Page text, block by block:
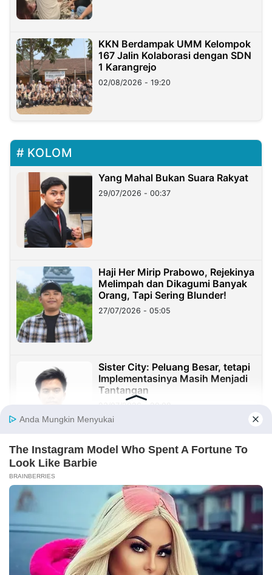
KKN Berdampak UMM Kelompok
167 Jalin Kolaborasi dengan SDN
1 Karangrejo
02/08/2026 - 19:20
KOLOM
Yang Mahal Bukan Suara Rakyat
29/07/2026 - 00:37
Haji Her Mirip Prabowo, Rejekinya
Melimpah dan Dikagumi Banyak
Orang, Tapi Sering Blunder!
27/07/2026 - 05:05
Sister City: Peluang Besar, tetapi
Implementasinya Masih Menjadi
Tantangan
Kehidupan
23/07/2026 - 19:59
Benang Merah Sindangkasih:
Dari Perintis Purwakarta hingga